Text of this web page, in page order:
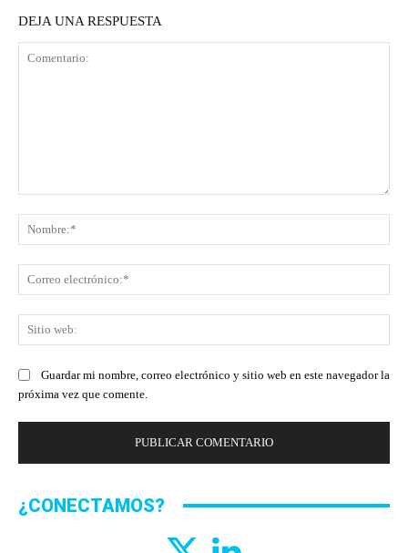
DEJA UNA RESPUESTA
Guardar mi nombre, correo electrónico y sitio web en este navegador la
próxima vez que comente.
¿CONECTAMOS?